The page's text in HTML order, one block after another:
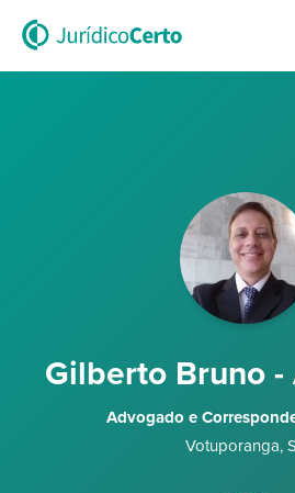
Gilberto Bruno
Advogado e
Votuporanga,